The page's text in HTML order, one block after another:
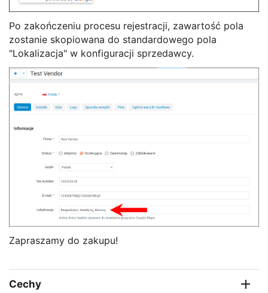
Po zakończeniu procesu rejestracji, zawartość pola
zostanie skopiowana do standardowego pola
"Lokalizacja" w konfiguracji sprzedawcy.
Zapraszamy do zakupu!
Cechy